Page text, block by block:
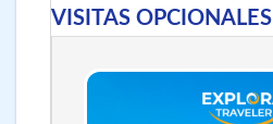
VISITAS OPCIONALES